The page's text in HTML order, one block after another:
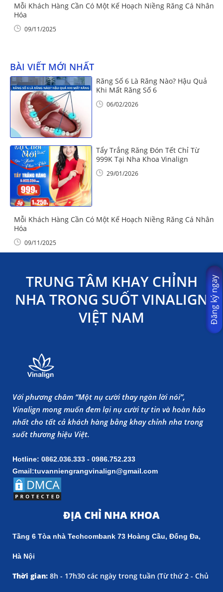
Mỗi Khách Hàng Cần Có Một Kế Hoạch Niềng Răng Cá Nhân
Hóa
09/11/2025
BÀI VIẾT MỚI NHẤT
Răng Số 6 Là Răng Nào? Hậu Quả
Khi Mất Răng Số 6
06/02/2026
Tẩy Trắng Răng Đón Tết Chỉ Từ
999K Tại Nha Khoa Vinalign
29/01/2026
Mỗi Khách Hàng Cần Có Một Kế Hoạch Niềng Răng Cá Nhân
Hóa
09/11/2025
TRUNG TÂM KHAY CHỈNH
NHA TRONG SUỐT VINALIGN
VIỆT NAM
Với phương châm “Một nụ cười thay ngàn lời nói”,
Vinalign mong muốn đem lại nụ cười tự tin và hoàn hảo
nhất cho tất cả khách hàng bằng khay chỉnh nha trong
suốt thương hiệu Việt.
Hotline: 0862.036.333 - 0986.752.233
Gmail:tuvanniengrangvinalign@gmail.com
ĐỊA CHỈ NHA KHOA
Tầng 6 Tòa nhà Techcombank 73 Hoàng Cầu, Đống Đa,
Hà Nội
Thời gian: 8h - 17h30 các ngày trong tuần (Từ thứ 2 - Chủ
Đăng ký ngay